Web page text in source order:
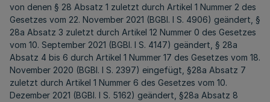
von denen § 28 Absatz 1 zuletzt durch Artikel 1 Nummer 2 des
Gesetzes vom 22. November 2021 (BGBl. I S. 4906) geändert, §
28a Absatz 3 zuletzt durch Artikel 12 Nummer 0 des Gesetzes
vom 10. September 2021 (BGBl. I S. 4147) geändert, § 28a
Absatz 4 bis 6 durch Artikel 1 Nummer 17 des Gesetzes vom 18.
November 2020 (BGBl. I S. 2397) eingefügt, §28a Absatz 7
zuletzt durch Artikel 1 Nummer 6 des Gesetzes vom 10.
Dezember 2021 (BGBl. I S. 5162) geändert, §28a Absatz 8